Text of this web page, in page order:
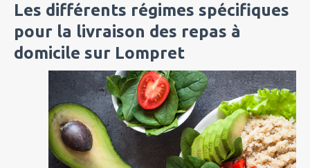
Les différents régimes spécifiques
pour la livraison des repas à
domicile sur Lompret